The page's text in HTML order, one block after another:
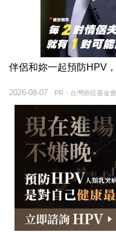
伴侶和妳一起預防HPV
PR・台灣癌症基金會
2026-08-07